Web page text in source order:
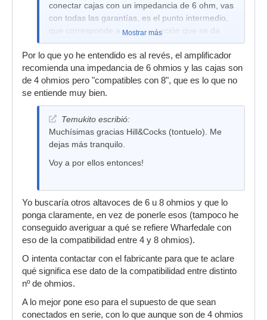
conectar cajas con un impedancia de 6 ohm, vas
con todas las garantías, es el punto intermedio,
que corresponde a una proporción que se da
con más frecuencia en cajas de gama media y
baja, no es tan frecuente encontrar de 8 ohm.
Mostrar más
Por lo que yo he entendido es al revés, el amplificador
recomienda una impedancia de 6 ohmios y las cajas son
de 4 ohmios pero "compatibles con 8", que es lo que no
se entiende muy bien.
Temukito escribió:
Muchísimas gracias Hill&Cocks (tontuelo). Me
dejas más tranquilo.
Voy a por ellos entonces!
Yo buscaría otros altavoces de 6 u 8 ohmios y que lo
ponga claramente, en vez de ponerle esos (tampoco he
conseguido averiguar a qué se refiere Wharfedale con
eso de la compatibilidad entre 4 y 8 ohmios).
O intenta contactar con el fabricante para que te aclare
qué significa ese dato de la compatibilidad entre distinto
nº de ohmios.
A lo mejor pone eso para el supuesto de que sean
conectados en serie, con lo que aunque son de 4 ohmios